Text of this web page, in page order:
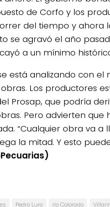
de Corfo y los
del tiempo y ahora
se agravó el año
a un mínimo histórico
está analizando con el
Los productores
Prosap, que podría
Pero advierten que
“Cualquier obra va a
la mitad. Y esto
Pedro Luro río Colorado